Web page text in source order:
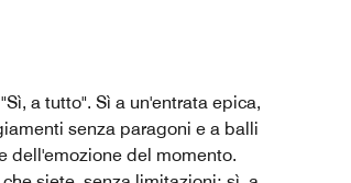
a tutto". Sì a un'entrata epica,
senza paragoni e a balli
dell'emozione del momento.